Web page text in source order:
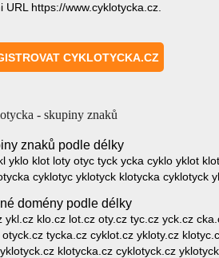
URL https://www.cyklotycka.cz.
- skupiny znaků
znaků podle délky
klot loty otyc tyck ycka cyklo yklot
cyklotyc yklotyck klotycka cyklotyck
domény podle délky
klo.cz lot.cz oty.cz tyc.cz yck.cz
tycka.cz cyklot.cz ykloty.cz
klotycka.cz cyklotyck.cz